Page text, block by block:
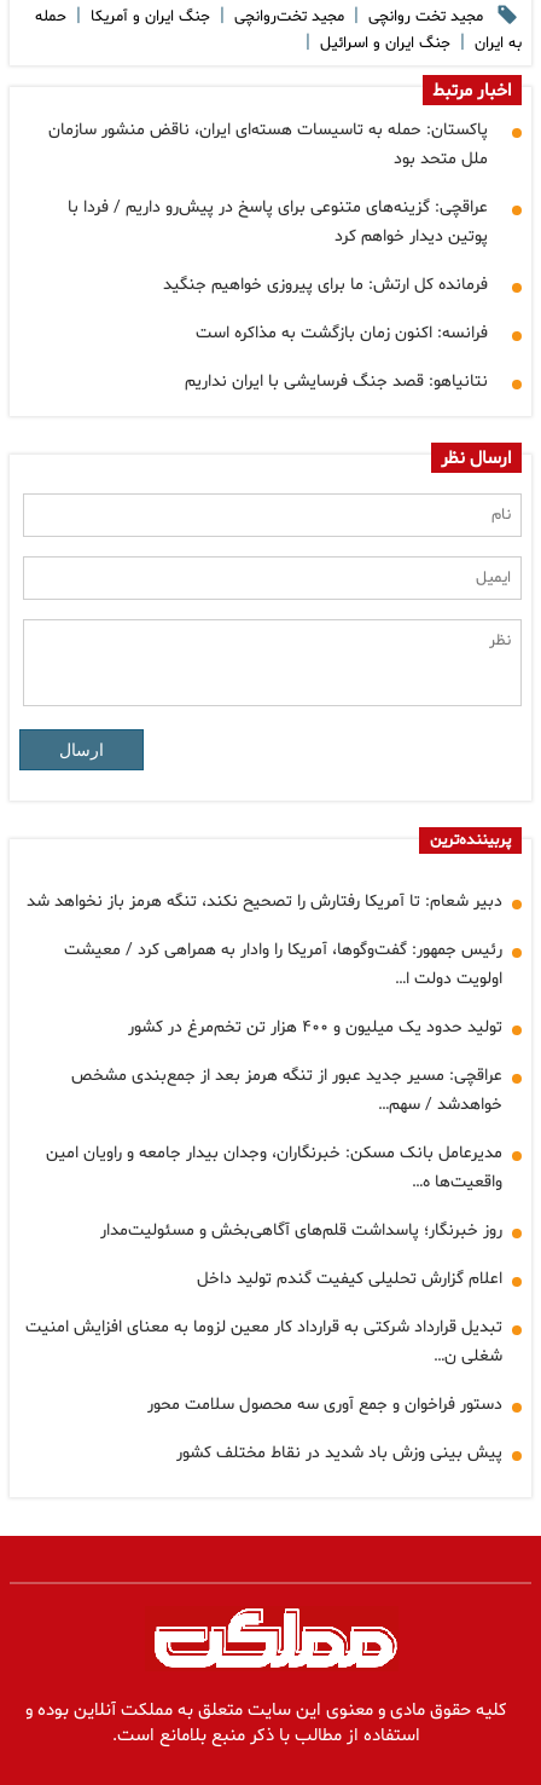
مجید تخت روانچی | مجید تخت‌روانچی | جنگ ایران و آمریکا | حمله
به ایران | جنگ ایران و اسرائیل |
اخبار مرتبط
پاکستان: حمله به تاسیسات هسته‌ای ایران، ناقض منشور سازمان
ملل متحد بود
عراقچی: گزینه‌های متنوعی برای پاسخ در پیش‌رو داریم / فردا با
پوتین دیدار خواهم کرد
فرمانده کل ارتش: ما برای پیروزی خواهیم جنگید
فرانسه: اکنون زمان بازگشت به مذاکره است
نتانیاهو: قصد جنگ فرسایشی با ایران نداریم
ارسال نظر
ارسال
پربیننده‌ترین
دبیر شعام: تا آمریکا رفتارش را تصحیح نکند، تنگه هرمز باز نخواهد شد
رئیس جمهور: گفت‌وگوها، آمریکا را وادار به همراهی کرد / معیشت
اولویت دولت ا…
تولید حدود یک میلیون و ۴۰۰ هزار تن تخم‌مرغ در کشور
عراقچی: مسیر جدید عبور از تنگه هرمز بعد از جمع‌بندی مشخص
خواهدشد / سهم…
مدیرعامل بانک مسکن: خبرنگاران، وجدان بیدار جامعه و راویان امین
واقعیت‌ها ه…
روز خبرنگار؛ پاسداشت قلم‌های آگاهی‌بخش و مسئولیت‌مدار
اعلام گزارش تحلیلی کیفیت گندم تولید داخل
تبدیل قرارداد شرکتی به قرارداد کار معین لزوما به معنای افزایش امنیت
شغلی ن…
دستور فراخوان و جمع آوری سه محصول سلامت محور
پیش بینی وزش باد شدید در نقاط مختلف کشور
کلیه حقوق مادی و معنوی این سایت متعلق به مملکت آنلاین بوده و
استفاده از مطالب با ذکر منبع بلامانع است.